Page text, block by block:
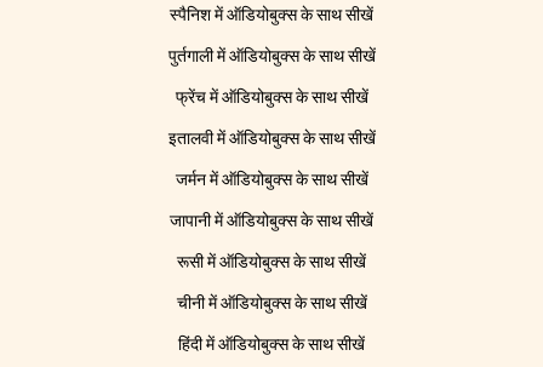
स्पैनिश में ऑडियोबुक्स के साथ सीखें
पुर्तगाली में ऑडियोबुक्स के साथ सीखें
फ्रेंच में ऑडियोबुक्स के साथ सीखें
इतालवी में ऑडियोबुक्स के साथ सीखें
जर्मन में ऑडियोबुक्स के साथ सीखें
जापानी में ऑडियोबुक्स के साथ सीखें
रूसी में ऑडियोबुक्स के साथ सीखें
चीनी में ऑडियोबुक्स के साथ सीखें
हिंदी में ऑडियोबुक्स के साथ सीखें